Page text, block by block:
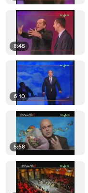
8:45
6:10
5:58